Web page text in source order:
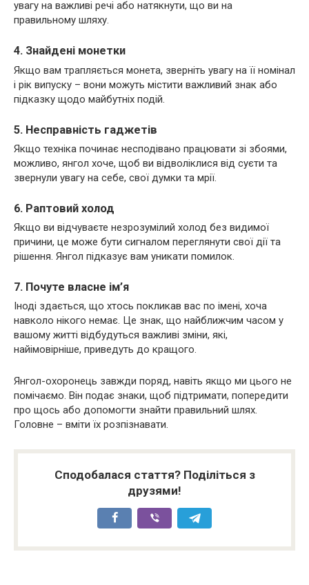
увагу на важливі речі або натякнути, що ви на
правильному шляху.
4. Знайдені монетки
Якщо вам трапляється монета, зверніть увагу на її номінал
і рік випуску – вони можуть містити важливий знак або
підказку щодо майбутніх подій.
5. Несправність гаджетів
Якщо техніка починає несподівано працювати зі збоями,
можливо, янгол хоче, щоб ви відволіклися від суєти та
звернули увагу на себе, свої думки та мрії.
6. Раптовий холод
Якщо ви відчуваєте незрозумілий холод без видимої
причини, це може бути сигналом переглянути свої дії та
рішення. Янгол підказує вам уникати помилок.
7. Почуте власне ім’я
Іноді здається, що хтось покликав вас по імені, хоча
навколо нікого немає. Це знак, що найближчим часом у
вашому житті відбудуться важливі зміни, які,
найімовірніше, приведуть до кращого.
Янгол-охоронець завжди поряд, навіть якщо ми цього не
помічаємо. Він подає знаки, щоб підтримати, попередити
про щось або допомогти знайти правильний шлях.
Головне – вміти їх розпізнавати.
Сподобалася стаття? Поділіться з
друзями!